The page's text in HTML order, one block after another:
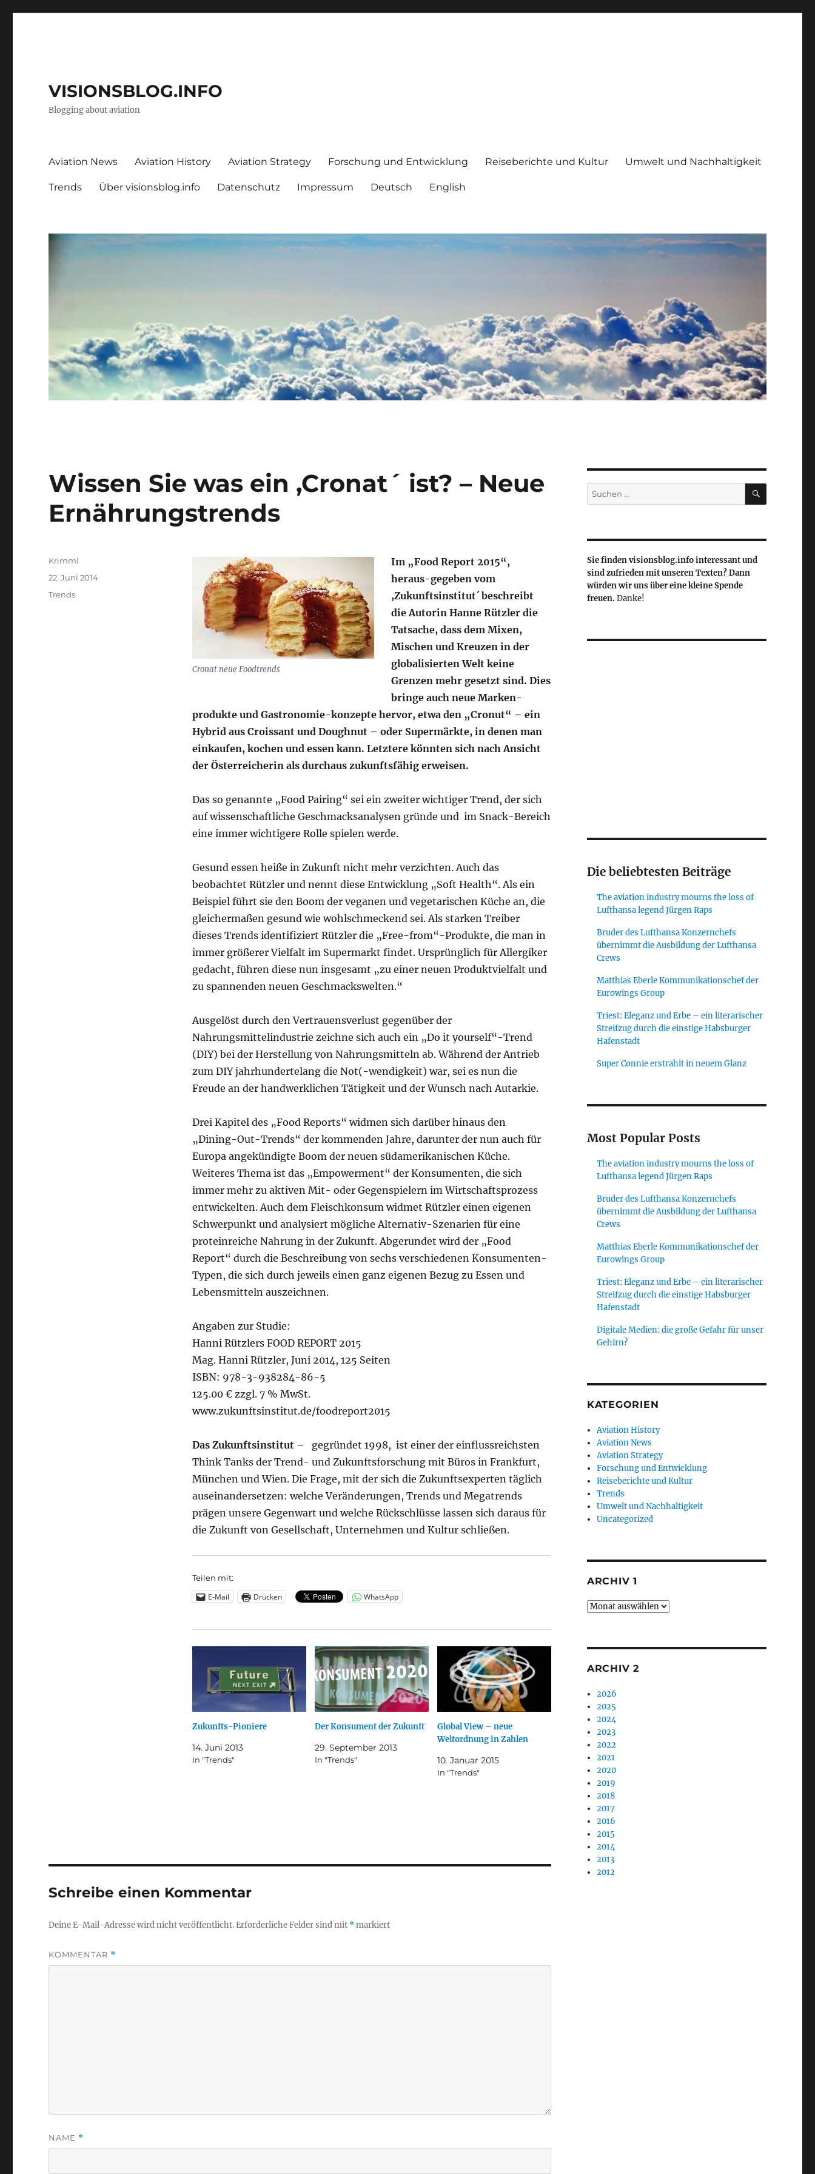
VISIONSBLOG.INFO
Blogging about aviation
Aviation News Aviation History Aviation Strategy Forschung und Entwicklung Reiseberichte und Kultur Umwelt und Nachhaltigkeit
Trends Über visionsblog.info Datenschutz Impressum Deutsch English
Wissen Sie was ein ,Cronat´ ist? – Neue
Ernährungstrends
Cronat neue Foodtrends
Im „Food Report 2015“,
heraus-gegeben vom
,Zukunftsinstitut´ beschreibt
die Autorin Hanne Rützler die
Tatsache, dass dem Mixen,
Mischen und Kreuzen in der
globalisierten Welt keine
Grenzen mehr gesetzt sind. Dies
bringe auch neue Marken-
produkte und Gastronomie-konzepte hervor, etwa den „Cronut“ – ein
Hybrid aus Croissant und Doughnut – oder Supermärkte, in denen man
einkaufen, kochen und essen kann. Letztere könnten sich nach Ansicht
der Österreicherin als durchaus zukunftsfähig erweisen.
Das so genannte „Food Pairing“ sei ein zweiter wichtiger Trend, der sich
auf wissenschaftliche Geschmacksanalysen gründe und im Snack-Bereich
eine immer wichtigere Rolle spielen werde.
Gesund essen heiße in Zukunft nicht mehr verzichten. Auch das
beobachtet Rützler und nennt diese Entwicklung „Soft Health“. Als ein
Beispiel führt sie den Boom der veganen und vegetarischen Küche an, die
gleichermaßen gesund wie wohlschmeckend sei. Als starken Treiber
dieses Trends identifiziert Rützler die „Free-from“-Produkte, die man in
immer größerer Vielfalt im Supermarkt findet. Ursprünglich für Allergiker
gedacht, führen diese nun insgesamt „zu einer neuen Produktvielfalt und
zu spannenden neuen Geschmackswelten.“
Ausgelöst durch den Vertrauensverlust gegenüber der
Nahrungsmittelindustrie zeichne sich auch ein „Do it yourself“-Trend
(DIY) bei der Herstellung von Nahrungsmitteln ab. Während der Antrieb
zum DIY jahrhundertelang die Not(-wendigkeit) war, sei es nun die
Freude an der handwerklichen Tätigkeit und der Wunsch nach Autarkie.
Drei Kapitel des „Food Reports“ widmen sich darüber hinaus den
„Dining-Out-Trends“ der kommenden Jahre, darunter der nun auch für
Europa angekündigte Boom der neuen südamerikanischen Küche.
Weiteres Thema ist das „Empowerment“ der Konsumenten, die sich
immer mehr zu aktiven Mit- oder Gegenspielern im Wirtschaftsprozess
entwickelten. Auch dem Fleischkonsum widmet Rützler einen eigenen
Schwerpunkt und analysiert mögliche Alternativ-Szenarien für eine
proteinreiche Nahrung in der Zukunft. Abgerundet wird der „Food
Report“ durch die Beschreibung von sechs verschiedenen Konsumenten-
Typen, die sich durch jeweils einen ganz eigenen Bezug zu Essen und
Lebensmitteln auszeichnen.
Angaben zur Studie:
Hanni Rützlers FOOD REPORT 2015
Mag. Hanni Rützler, Juni 2014, 125 Seiten
ISBN: 978-3-938284-86-5
125.00 € zzgl. 7 % MwSt.
www.zukunftsinstitut.de/foodreport2015
Das Zukunftsinstitut– gegründet 1998, ist einer der einflussreichsten
Think Tanks der Trend- und Zukunftsforschung mit Büros in Frankfurt,
München und Wien. Die Frage, mit der sich die Zukunftsexperten täglich
auseinandersetzen: welche Veränderungen, Trends und Megatrends
prägen unsere Gegenwart und welche Rückschlüsse lassen sich daraus für
die Zukunft von Gesellschaft, Unternehmen und Kultur schließen.
Teilen mit:
E-Mail Drucken WhatsApp
Zukunfts-Pioniere
14. Juni 2013
In "Trends"
Der Konsument der Zukunft
29. September 2013
In "Trends"
Global View – neue
Weltordnung in Zahlen
10. Januar 2015
In "Trends"
Autor
Krimml
Veröffentlicht
22. Juni 2014
Kategorien
Trends
Schreibe einen Kommentar
Deine E-Mail-Adresse wird nicht veröffentlicht.Erforderliche Felder sind mit *markiert
KOMMENTAR *
NAME *
Suche
nach:
SUCHEN
Sie finden visionsblog.info interessant und
sind zufrieden mit unseren Texten? Dann
würden wir uns über eine kleine Spende
freuen. Danke!
Die beliebtesten Beiträge
The aviation industry mourns the loss of
Lufthansa legend Jürgen Raps
Bruder des Lufthansa Konzernchefs
übernimmt die Ausbildung der Lufthansa
Crews
Matthias Eberle Kommunikationschef der
Eurowings Group
Triest: Eleganz und Erbe – ein literarischer
Streifzug durch die einstige Habsburger
Hafenstadt
Super Connie erstrahlt in neuem Glanz
Most Popular Posts
The aviation industry mourns the loss of
Lufthansa legend Jürgen Raps
Bruder des Lufthansa Konzernchefs
übernimmt die Ausbildung der Lufthansa
Crews
Matthias Eberle Kommunikationschef der
Eurowings Group
Triest: Eleganz und Erbe – ein literarischer
Streifzug durch die einstige Habsburger
Hafenstadt
Digitale Medien: die große Gefahr für unser
Gehirn?
KATEGORIEN
Aviation History
Aviation News
Aviation Strategy
Forschung und Entwicklung
Reiseberichte und Kultur
Trends
Umwelt und Nachhaltigkeit
Uncategorized
ARCHIV 1
Archiv
ARCHIV 2
2026
2025
2024
2023
2022
2021
2020
2019
2018
2017
2016
2015
2014
2013
2012